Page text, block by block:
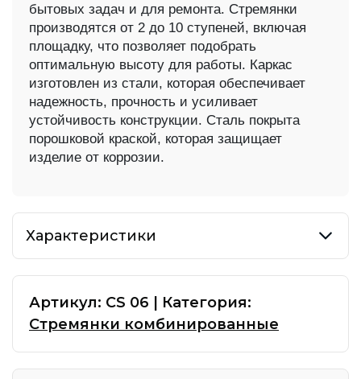
бытовых задач и для ремонта. Стремянки
производятся от 2 до 10 ступеней, включая
площадку, что позволяет подобрать
оптимальную высоту для работы. Каркас
изготовлен из стали, которая обеспечивает
надежность, прочность и усиливает
устойчивость конструкции. Сталь покрыта
порошковой краской, которая защищает
изделие от коррозии.
Характеристики
Артикул: CS 06
Категория:
Стремянки комбинированные